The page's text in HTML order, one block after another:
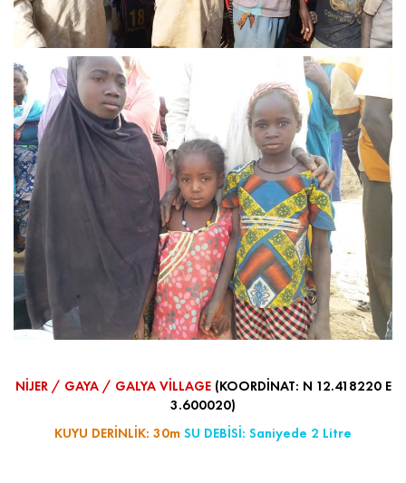
NİJER / GAYA / GALYA VİLLAGE (KOORDİNAT: N 12.418220 E
3.600020)
KUYU DERİNLİK: 30m SU DEBİSİ: Saniyede 2 Litre